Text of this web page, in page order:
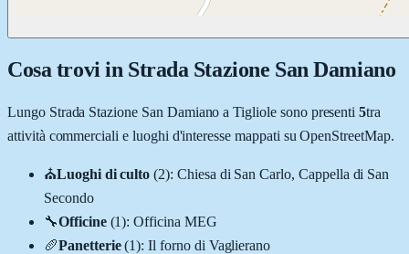
Cosa trovi in Strada Stazione San Damiano
Lungo Strada Stazione San Damiano aTigliolesono presenti 5tra
attività commerciali e luoghi d'interesse mappati su OpenStreetMap.
⛪Luoghi di culto (2): Chiesa di San Carlo, Cappella di San
Secondo
🔧Officine (1):Officina MEG
🥖Panetterie (1):Il forno di Vaglierano